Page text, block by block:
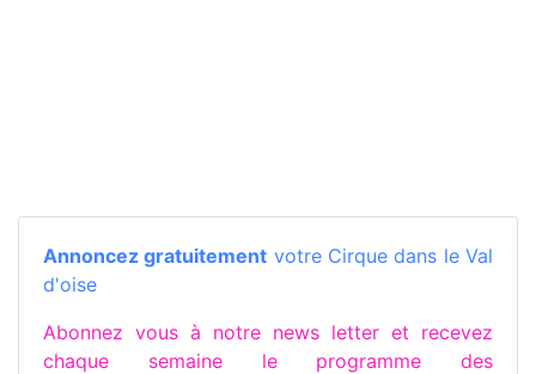
Annoncez gratuitement votre Cirque dans le Val
d'oise
Abonnez vous à notre news letter et recevez
chaque semaine le programme des